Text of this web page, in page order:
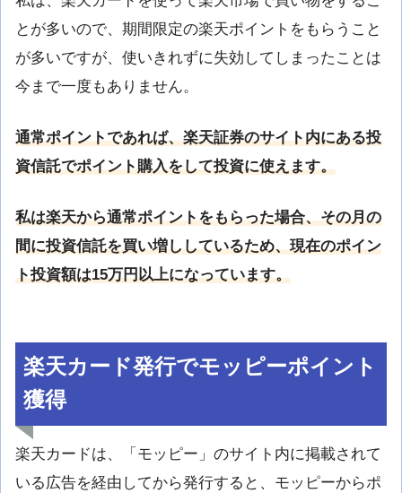
とが多いので、期間限定の楽天ポイントをもらうこと
が多いですが、使いきれずに失効してしまったことは
今まで一度もありません。
通常ポイントであれば、楽天証券のサイト内にある投
資信託でポイント購入をして投資に使えます。
私は楽天から通常ポイントをもらった場合、その月の
間に投資信託を買い増ししているため、現在のポイン
ト投資額は15万円以上になっています。
楽天カード発行でモッピーポイント
獲得
楽天カードは、「モッピー」のサイト内に掲載されて
いる広告を経由してから発行すると、モッピーからポ